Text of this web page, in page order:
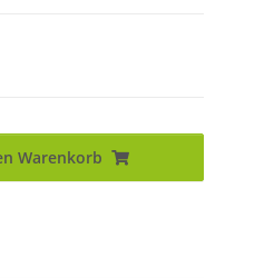
Warenkorb